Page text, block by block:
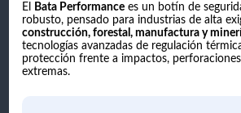
El
Bata Performance es un botín de
robusto, pensado para industrias de alta
construcción, forestal, manufactura y
tecnologías avanzadas de regulación
protección frente a impactos,
extremas.